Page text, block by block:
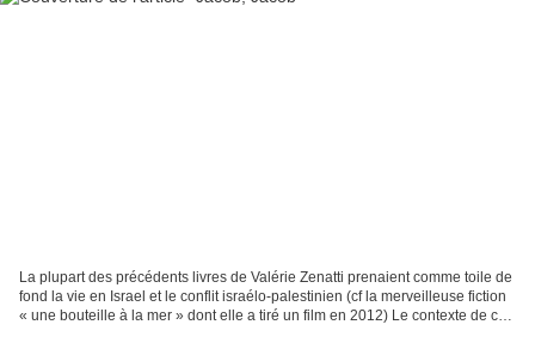
La plupart des précédents livres de Valérie Zenatti prenaient comme toile de
fond la vie en Israel et le conflit israélo-palestinien (cf la merveilleuse fiction
« une bouteille à la mer » dont elle a tiré un film en 2012) Le contexte de ce